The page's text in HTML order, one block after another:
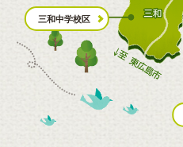
三和中学校区